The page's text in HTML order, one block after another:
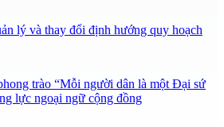
lý và thay đổi định hướng quy hoạch
trào “Mỗi người dân là một Đại sứ
lực ngoại ngữ cộng đồng